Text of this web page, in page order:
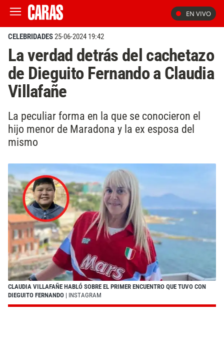
EN VIVO
CELEBRIDADES25-06-2024 19:42
La verdad detrás del cachetazo
de Dieguito Fernando a Claudia
Villafañe
La peculiar forma en la que se conocieron el
hijo menor de Maradona y la ex esposa del
mismo
CLAUDIA VILLAFAÑE HABLÓ SOBRE EL PRIMER ENCUENTRO QUE TUVO CON
DIEGUITO FERNANDO | INSTAGRAM